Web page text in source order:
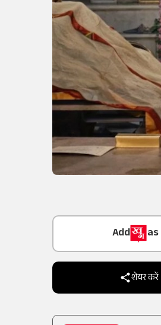
Trusted Source
शेयर करें